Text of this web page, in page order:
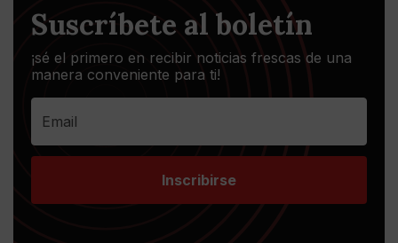
Suscríbete al boletín
¡sé el primero en recibir noticias frescas de una
manera conveniente para ti!
Inscribirse